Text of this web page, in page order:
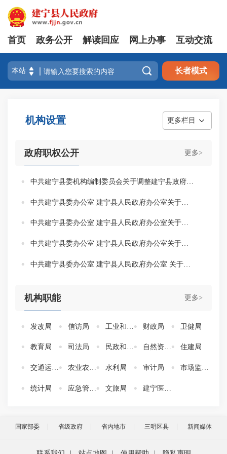
首页 政务公开 解读回应 网上办事 互动交流
 长者模式
机构设置 更多栏目
更多>
政府职权公开
中共建宁县委办公室 建宁县人民政府办公室关于印发《建宁县人力资源和社会保障局职能配置、内设机构和人员编制规定》的通知
中共建宁县委办公室 建宁县人民政府办公室关于印发《建宁县教育局职能配置、内设机构和人员编制规定》的通知
更多>
机构职能
发改局 信访局 财政局 卫健局
教育局 司法局 民政和人社局 自然资源局 住建局
交通运输局 农业农村局 水利局 审计局 市场监督管理局
统计局 应急管理局 文旅局 建宁医保中心
国家部委 省级政府 省内地市 三明区县 新闻媒体